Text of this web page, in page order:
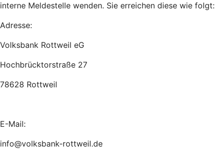
interne Meldestelle wenden. Sie erreichen diese wie folgt:
Adresse:
Volksbank Rottweil eG
Hochbrücktorstraße 27
78628 Rottweil
E-Mail:
info@volksbank-rottweil.de